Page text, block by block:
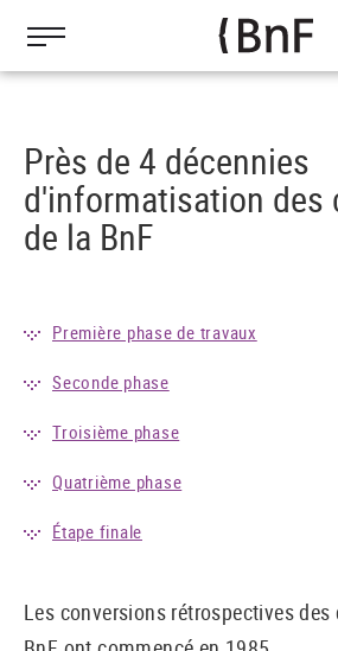
contenu
Près de 4 décennies
d'informatisation des
de la BnF
Première phase de travaux
Seconde phase
Troisième phase
Quatrième phase
Étape finale
Les conversions rétrospectives